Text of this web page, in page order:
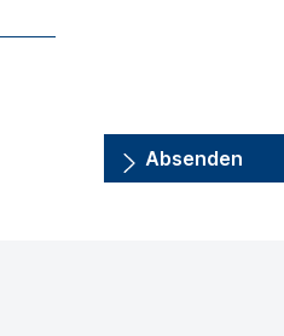
Absenden